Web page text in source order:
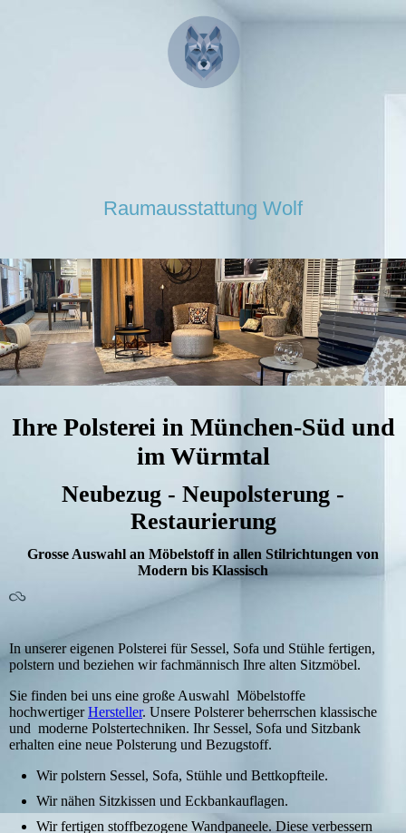
Raumausstattung Wolf
Ihre Polsterei in München-Süd und
im Würmtal
Neubezug - Neupolsterung -
Restaurierung
Grosse Auswahl an Möbelstoff in allen Stilrichtungen von
Modern bis Klassisch
In unserer eigenen Polsterei für Sessel, Sofa und Stühle fertigen,
polstern und beziehen wir fachmännisch Ihre alten Sitzmöbel.
Sie finden bei uns eine große Auswahl Möbelstoffe
hochwertigerHersteller. Unsere Polsterer beherrschen klassische
und moderne Polstertechniken. Ihr Sessel, Sofa und Sitzbank
erhalten eine neue Polsterung und Bezugstoff.
Wir polstern Sessel, Sofa, Stühle und Bettkopfteile.
Wir nähen Sitzkissen und Eckbankauflagen.
Wir fertigen stoffbezogene Wandpaneele. Diese verbessern